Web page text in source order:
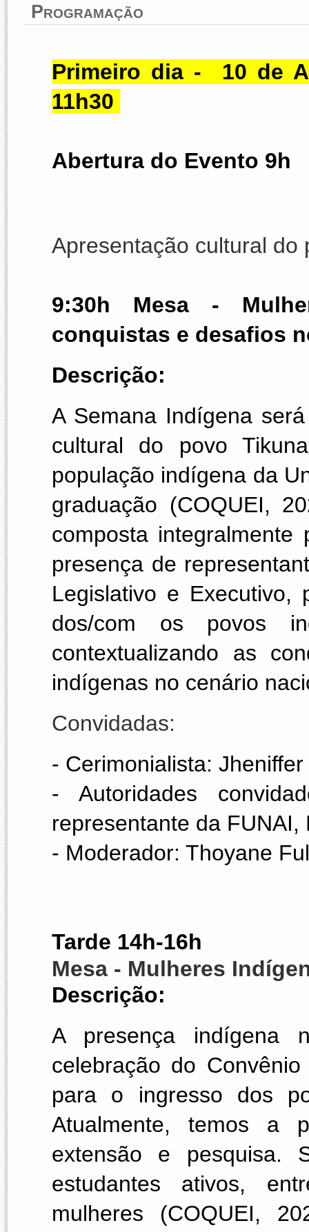
Programação
Primeiro dia -  10 de
11h30
Abertura do Evento 9h
Apresentação cultural do
9:30h Mesa -
conquistas e desafios
Descrição:
A Semana Indígena
cultural do povo
população indígena da
graduação (COQUEI,
composta
presença de
Legislativo e
dos/com os povos
contextualizando as
indígenas no cenário
Convidadas:
- Cerimonialista:
- Autoridades
representante da FUNAI,
- Moderador: Thoyane
Tarde 14h-16h
Mesa - Mulheres
Descrição:
A presença indígena
celebração do
para o ingresso dos
Atualmente, temos a
extensão e pesquisa.
estudantes ativos,
mulheres (COQUEI,